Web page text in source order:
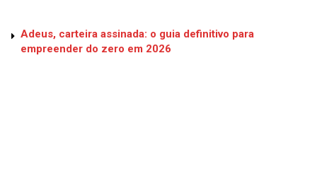
Adeus, carteira assinada: o guia definitivo para
empreender do zero em 2026